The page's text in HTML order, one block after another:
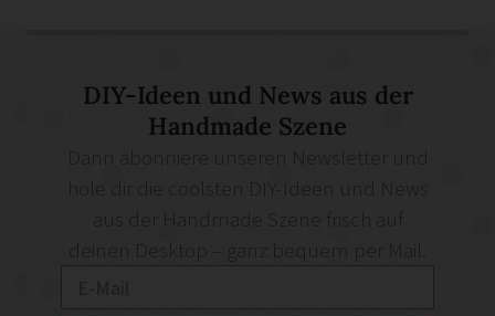
DIY-Ideen und News aus der
Handmade Szene
deinen Desktop – ganz bequem per Mail.